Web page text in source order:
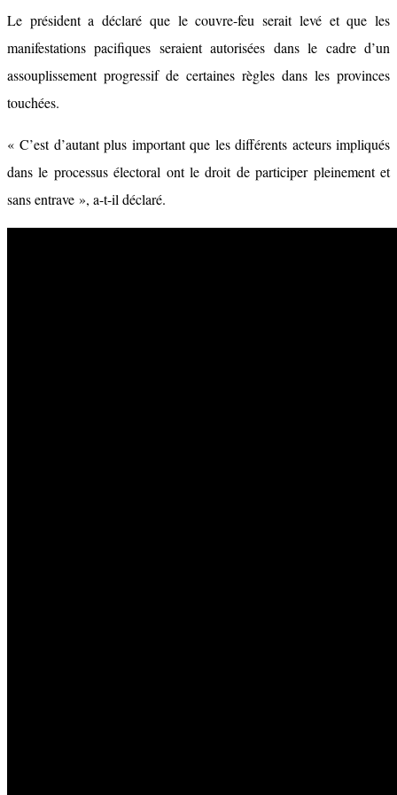
Le président a déclaré que le couvre-feu serait levé et que les
manifestations pacifiques seraient autorisées dans le cadre d’un
assouplissement progressif de certaines règles dans les provinces
touchées.
« C’est d’autant plus important que les différents acteurs impliqués
dans le processus électoral ont le droit de participer pleinement et
sans entrave », a-t-il déclaré.